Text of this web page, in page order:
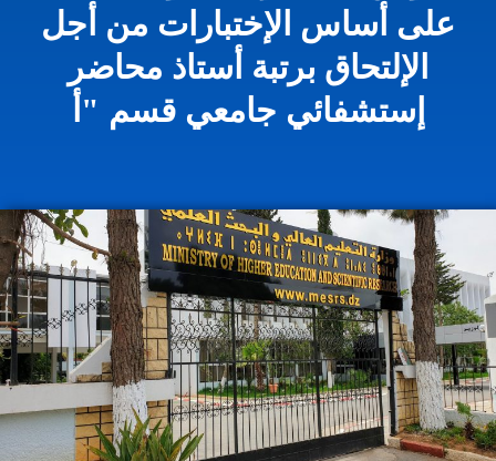
على أساس الإختبارات من أجل
الإلتحاق برتبة أستاذ محاضر
إستشفائي جامعي قسم "أ